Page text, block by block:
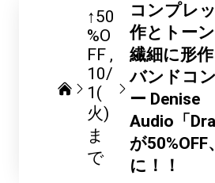
↑50
%O
FF
10/
1(
火)
ま
で
コンプレ
作とトー
繊細に形
バンドコ
ー Denise
Audio「
が
に！！